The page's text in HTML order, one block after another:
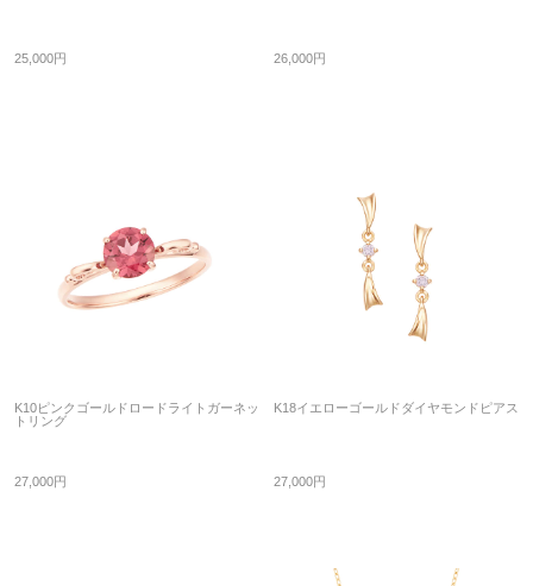
25,000円 26,000円
K10ピンクゴールドロードライトガーネッ
トリング
27,000円
K18イエローゴールドダイヤモンドピアス
27,000円